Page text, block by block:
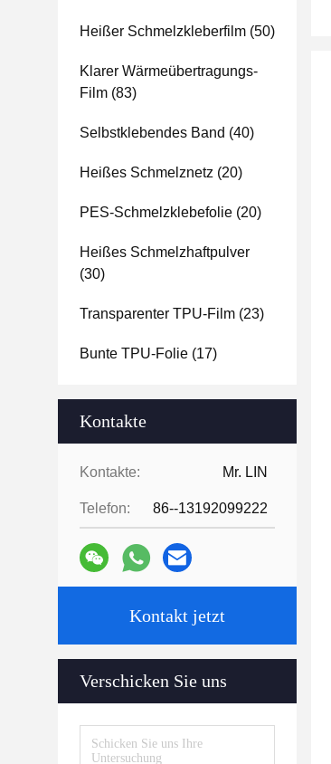
Heißer Schmelzkleberfilm (50)
Klarer Wärmeübertragungs-
Film (83)
Selbstklebendes Band (40)
Heißes Schmelznetz (20)
PES-Schmelzklebefolie (20)
Heißes Schmelzhaftpulver
(30)
Transparenter TPU-Film (23)
Bunte TPU-Folie (17)
Kontakte
Kontakte: Mr. LIN
Telefon: 86--13192099222
Kontakt jetzt
Verschicken Sie uns